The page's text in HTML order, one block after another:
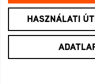
HASZNÁLATI